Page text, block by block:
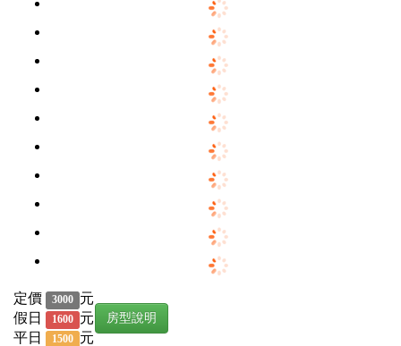
定價 3000 元
假日
1600 元
平日
1500 元
房型說明